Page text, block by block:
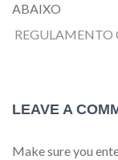
ABAIXO
REGULAMENTO
LEAVE A
Make sure you